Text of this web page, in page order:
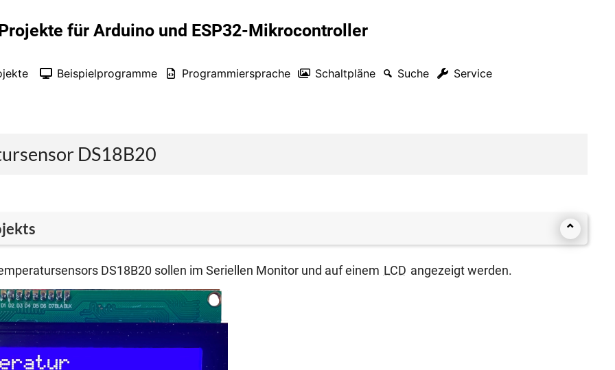
für Arduino und ESP32-Mikrocontroller
Beispielprogramme Programmiersprache Schaltpläne Suche Service
DS18B20
⌃
DS18B20 sol­len im Seri­el­len Moni­tor und auf einem LCD ange­zeigt wer­den.